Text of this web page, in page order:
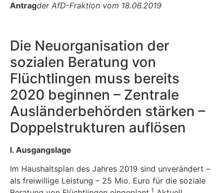
Antragder AfD-Fraktion vom 18.06.2019
Die Neuorganisation der
sozialen Beratung von
Flüchtlingen muss bereits
2020 begin­nen – Zentrale
Ausländerbehörden stärken –
Doppelstrukturen auflösen
I. Ausgangslage
Im Haushaltsplan des Jahres 2019 sind unverändert –
als freiwillige Leistung – 25 Mio. Euro für die soziale
1